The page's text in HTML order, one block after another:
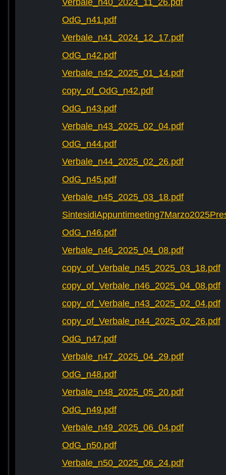
Verbale_n40_2024_11_26.pdf
OdG_n41.pdf
Verbale_n41_2024_12_17.pdf
OdG_n42.pdf
Verbale_n42_2025_01_14.pdf
copy_of_OdG_n42.pdf
OdG_n43.pdf
Verbale_n43_2025_02_04.pdf
OdG_n44.pdf
Verbale_n44_2025_02_26.pdf
OdG_n45.pdf
Verbale_n45_2025_03_18.pdf
OdG_n46.pdf
Verbale_n46_2025_04_08.pdf
copy_of_Verbale_n45_2025_03_18.pdf
copy_of_Verbale_n46_2025_04_08.pdf
copy_of_Verbale_n43_2025_02_04.pdf
copy_of_Verbale_n44_2025_02_26.pdf
OdG_n47.pdf
Verbale_n47_2025_04_29.pdf
OdG_n48.pdf
Verbale_n48_2025_05_20.pdf
OdG_n49.pdf
Verbale_n49_2025_06_04.pdf
OdG_n50.pdf
Verbale_n50_2025_06_24.pdf